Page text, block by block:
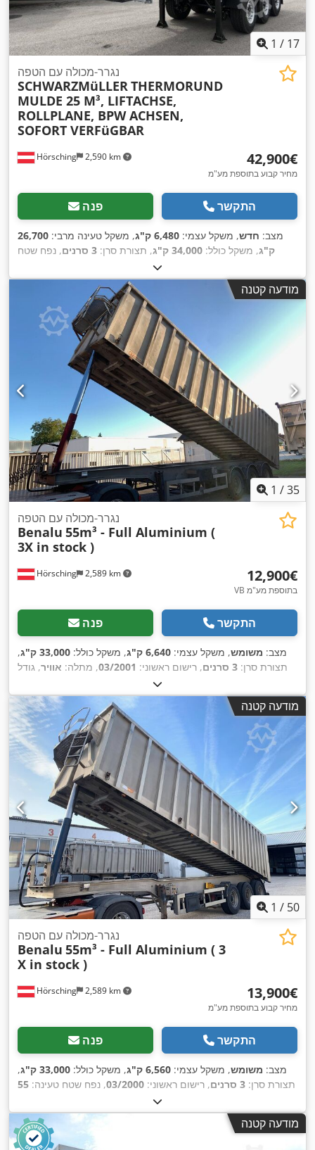
1 / 17
Hörsching 2,590 km
נגרר-מכולה עם הטפה
SCHWARZMüLLERTHERMORUND
MULDE 25 M³, LIFTACHSE,
ROLLPLANE, BPW ACHSEN,
SOFORT VERFüGBAR
‏42,900 ‏€
מחיר קבוע בתוספת מע"מ
פנה התקשר
מצב: חדש, משקל עצמי: 6,480 ק"ג , משקל טעינה מרבי: 26,700
ק"ג, משקל כולל: 34,000 ק"ג , תצורת סרן: 3 סרנים
, נפח שטח
, מתלה:
הצמיגים:100 אחוז , ציוד: מערכת בלימה למניעת נעילה (ABS),
מודעה קטנה
1 /35
Hörsching 2,589 km
נגרר-מכולה עם הטפה
Benalu 55m³ - Full Aluminium (
3X in stock )
‏12,900 ‏€
VB בתוספת מע"מ
פנה התקשר
מצב: משומש, משקל עצמי: 6,640 ק"ג , משקל כולל: 33,000 ק"ג
,
תצורת סרן: 3 סרנים , רישום ראשוני: 03/2001, מתלה: אוויר, גודל
, שנת ייצור:
ציוד:מערכת בלימה למניעת נעילה (ABS),
מודעה קטנה
1 / 50
Hörsching 2,589 km
נגרר-מכולה עם הטפה
Benalu 55m³ - Full Aluminium ( 3
X in stock )
‏13,900 ‏€
מחיר קבוע בתוספת מע"מ
פנה התקשר
מצב: משומש, משקל עצמי: 6,560 ק"ג , משקל כולל: 33,000 ק"ג
,
תצורת סרן: 3 סרנים , רישום ראשוני: 03/2000, נפח שטח טעינה: 55
מ"ק, מתלה:
ציוד:מערכת בלימה למניעת נעילה (ABS),
מודעה קטנה